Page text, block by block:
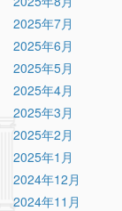
2025年7月
2025年6月
2025年5月
2025年4月
2025年3月
2025年2月
2025年1月
2024年12月
2024年11月